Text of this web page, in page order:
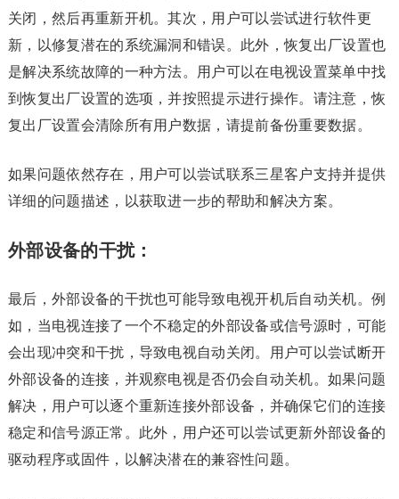
关闭，然后再重新开机。其次，用户可以尝试进行软件更
新，以修复潜在的系统漏洞和错误。此外，恢复出厂设置也
是解决系统故障的一种方法。用户可以在电视设置菜单中找
到恢复出厂设置的选项，并按照提示进行操作。请注意，恢
复出厂设置会清除所有用户数据，请提前备份重要数据。
如果问题依然存在，用户可以尝试联系三星客户支持并提供
详细的问题描述，以获取进一步的帮助和解决方案。
外部设备的干扰：
最后，外部设备的干扰也可能导致电视开机后自动关机。例
如，当电视连接了一个不稳定的外部设备或信号源时，可能
会出现冲突和干扰，导致电视自动关闭。用户可以尝试断开
外部设备的连接，并观察电视是否仍会自动关机。如果问题
解决，用户可以逐个重新连接外部设备，并确保它们的连接
稳定和信号源正常。此外，用户还可以尝试更新外部设备的
驱动程序或固件，以解决潜在的兼容性问题。